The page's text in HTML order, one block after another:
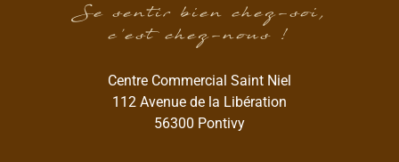
Se sentir bien chez-soi,
c’est chez-nous !
Centre Commercial Saint Niel
112 Avenue de la Libération
56300 Pontivy